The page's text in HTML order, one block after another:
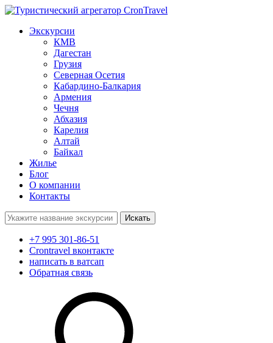
Экскурсии
КМВ
Дагестан
Грузия
Северная Осетия
Кабардино-Балкария
Армения
Чечня
Абхазия
Карелия
Алтай
Байкал
Жилье
Блог
О компании
Контакты
Поиск:
+7 995 301-86-51
Crontravel вконтакте
написать в ватсап
Обратная связь